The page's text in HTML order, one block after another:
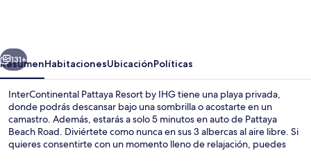
IHG
Siguiente
131+
ResumenHabitacionesUbicaciónPolíticas
InterContinental Pattaya Resort by IHG tiene una playa privada,
donde podrás descansar bajo una sombrilla o acostarte en un
camastro. Además, estarás a solo 5 minutos en auto de Pattaya
Beach Road. Diviértete como nunca en sus 3 albercas al aire libre. Si
quieres consentirte con un momento lleno de relajación, puedes